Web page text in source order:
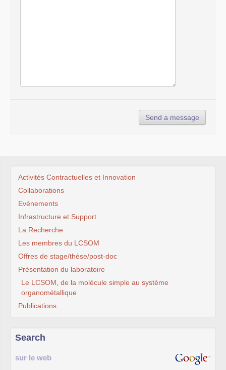
Activités Contractuelles et Innovation
Collaborations
Evènements
Infrastructure et Support
La Recherche
Les membres du LCSOM
Offres de stage/thèse/post-doc
Présentation du laboratoire
Le LCSOM, de la molécule simple au système
organométallique
Publications
Search
sur le web